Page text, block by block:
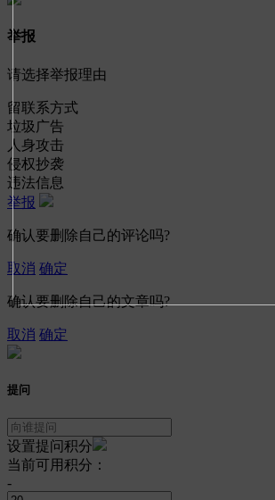
举报
请选择举报理由
留联系方式
垃圾广告
人身攻击
侵权抄袭
违法信息
举报
确认要删除自己的评论吗?
取消 确定
确认要删除自己的文章吗?
取消 确定
提问
设置提问积分
当前可用积分：
-